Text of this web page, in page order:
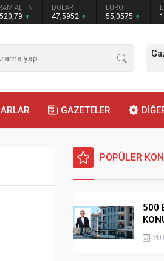
ALTIN DOLAR
47,5952
EURO
55,0575
GAZETELER
POPÜLER
500
HAK